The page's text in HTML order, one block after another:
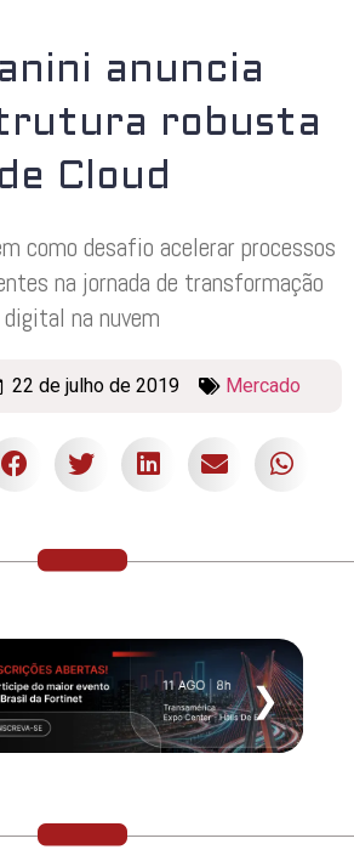
anuncia
robusta
de Cloud
como desafio acelerar processos
na jornada de transformação
digital na nuvem
22 de julho de 2019 Mercado
❯